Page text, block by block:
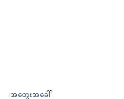
အတွေးအခေါ်